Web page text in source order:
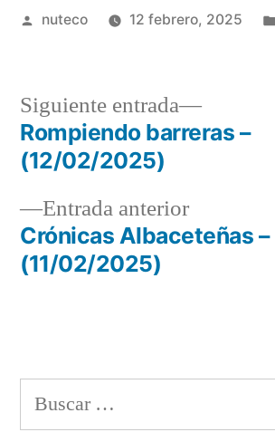
Publicada
nuteco 12 febrero, 2025
Navegación
entradas
Entrada anteriorEntrada
anterior:
Crónicas Albaceteñas –
(11/02/2025)
Siguiente entrada
Siguiente
entrada:
Rompiendo barreras –
(12/02/2025)
Buscar: